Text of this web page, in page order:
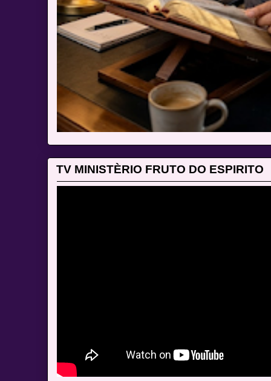
TV MINISTÈRIO FRUTO DO ESPIRITO